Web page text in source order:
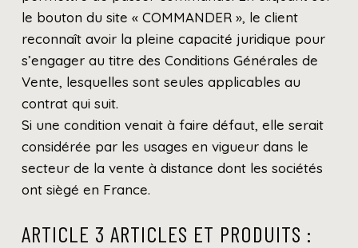
le bouton du site « COMMANDER », le client
reconnaît avoir la pleine capacité juridique pour
s’engager au titre des Conditions Générales de
Vente, lesquelles sont seules applicables au
contrat qui suit.
Si une condition venait à faire défaut, elle serait
considérée par les usages en vigueur dans le
secteur de la vente à distance dont les sociétés
ont siègé en France.
ARTICLE 3 ARTICLES ET PRODUITS :